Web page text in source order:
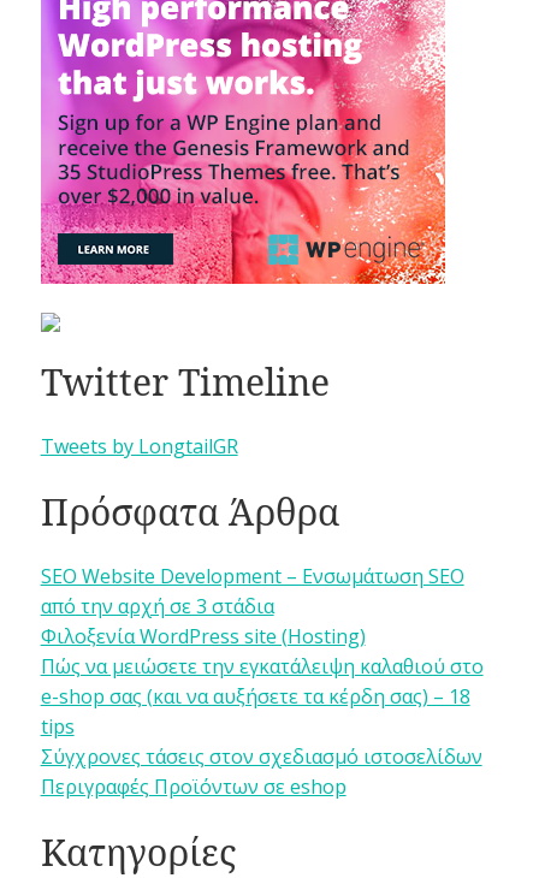
Twitter Timeline
Tweets by LongtailGR
Πρόσφατα Άρθρα
SEO Website Development – Ενσωμάτωση SEO
από την αρχή σε 3 στάδια
Φιλοξενία WordPress site (Hosting)
Πώς να μειώσετε την εγκατάλειψη καλαθιού στο
e-shop σας (και να αυξήσετε τα κέρδη σας) – 18
tips
Σύγχρονες τάσεις στον σχεδιασμό ιστοσελίδων
Περιγραφές Προϊόντων σε eshop
Κατηγορίες